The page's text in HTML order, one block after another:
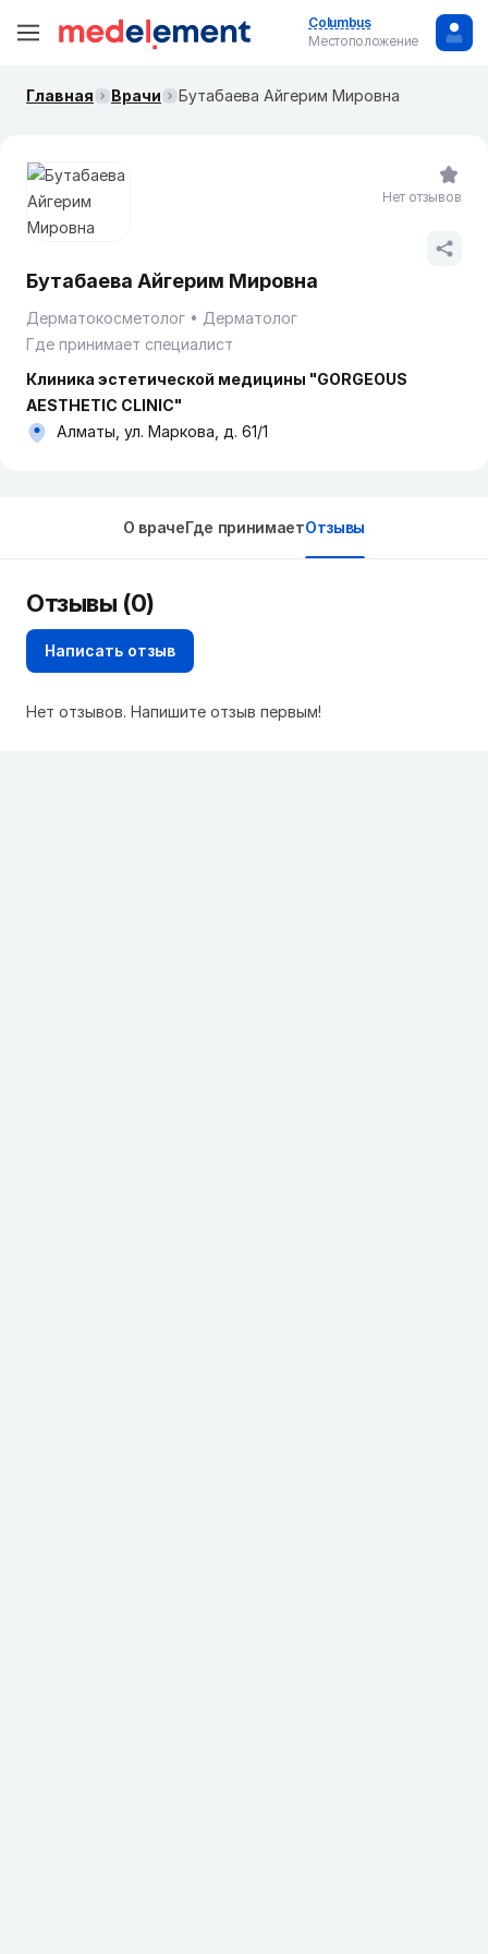
Columbus
Местоположение
Главная Врачи Бутабаева Айгерим Мировна
Бутабаева Айгерим Мировна
Дерматокосметолог
Дерматолог
Где принимает специалист
Клиника эстетической медицины "GORGEOUS
AESTHETIC CLINIC"
Алматы, ул. Маркова, д. 61/1
Нет отзывов
О врачеГде принимаетОтзывы
Отзывы (0)
Написать отзыв
Нет отзывов. Напишите отзыв первым!